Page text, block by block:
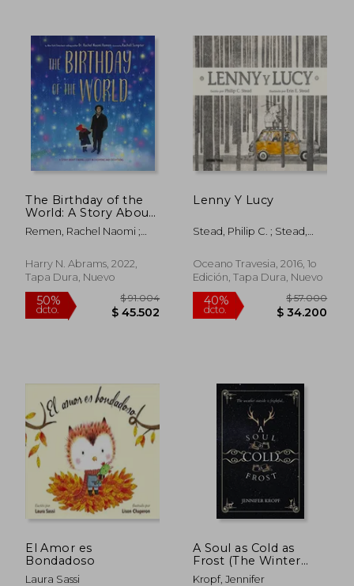
$ 51.294 dcto.
The Birthday of the
World: A Story About
Finding Light in
Everyone and
Inglés)
Remen, Rachel Naomi ;
Harry N. Abrams, 2022,
Tapa Dura, Nuevo
Lenny Y Lucy
Stead, Philip C. ; Stead,
Oceano Travesia, 2016, 1o
Edición, Tapa Dura, Nuevo
El Amor es
Bondadoso
Laura Sassi
A Soul as Cold as
Frost (The Winter
Souls) (en Inglés)
Kropf, Jennifer